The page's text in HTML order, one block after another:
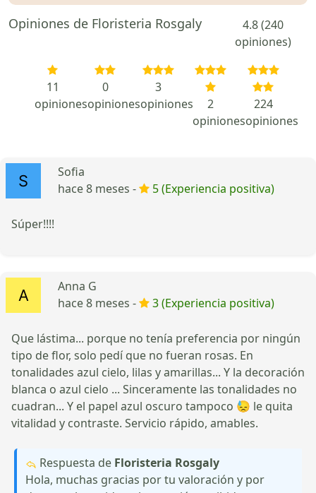
Opiniones de Floristeria Rosgaly
4.8 (240
opiniones)
11
opiniones
0
opiniones
3
opiniones
2
opiniones
224
opiniones
Sofia
hace 8 meses -
5 (Experiencia positiva)
Súper!!!!
Anna G
hace 8 meses -
3 (Experiencia positiva)
Que lástima... porque no tenía preferencia por ningún
tipo de flor, solo pedí que no fueran rosas. En
tonalidades azul cielo, lilas y amarillas... Y la decoración
blanca o azul cielo ... Sinceramente las tonalidades no
cuadran... Y el papel azul oscuro tampoco 😓 le quita
vitalidad y contraste. Servicio rápido, amables.
Respuesta de Floristeria Rosgaly
Hola, muchas gracias por tu valoración y por